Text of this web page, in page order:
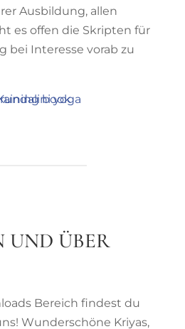
Ausbildung, allen
es offen die Skripten für
bei Interesse vorab zu
UND ÜBER
Bereich findest du
Wunderschöne Kriyas,